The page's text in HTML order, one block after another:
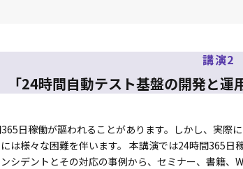
講演2
「24時間自動テスト基盤の開発と
日稼働が謳われることがあります。しかし、実際
は様々な困難を伴います。 本講演では24時間365日
シデントとその対応の事例から、セミナー、書籍、